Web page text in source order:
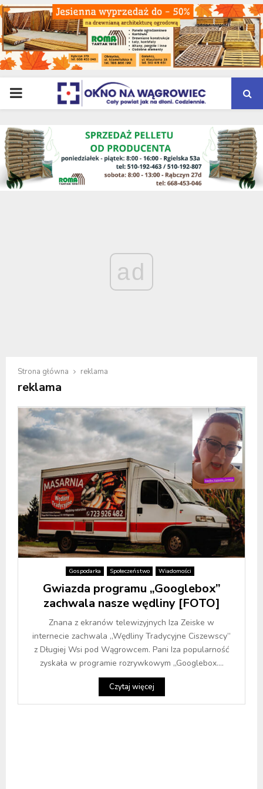
PRIMARY
MENU
ad
Strona główna reklama
reklama
Gospodarka Społeczeństwo Wiadomości
Gwiazda programu „Googlebox”
zachwala nasze wędliny [FOTO]
Znana z ekranów telewizyjnych Iza Zeiske w
internecie zachwala „Wędliny Tradycyjne Ciszewscy”
z Długiej Wsi pod Wągrowcem. Pani Iza popularność
zyskała w programie rozrywkowym „Googlebox....
Czytaj więcej